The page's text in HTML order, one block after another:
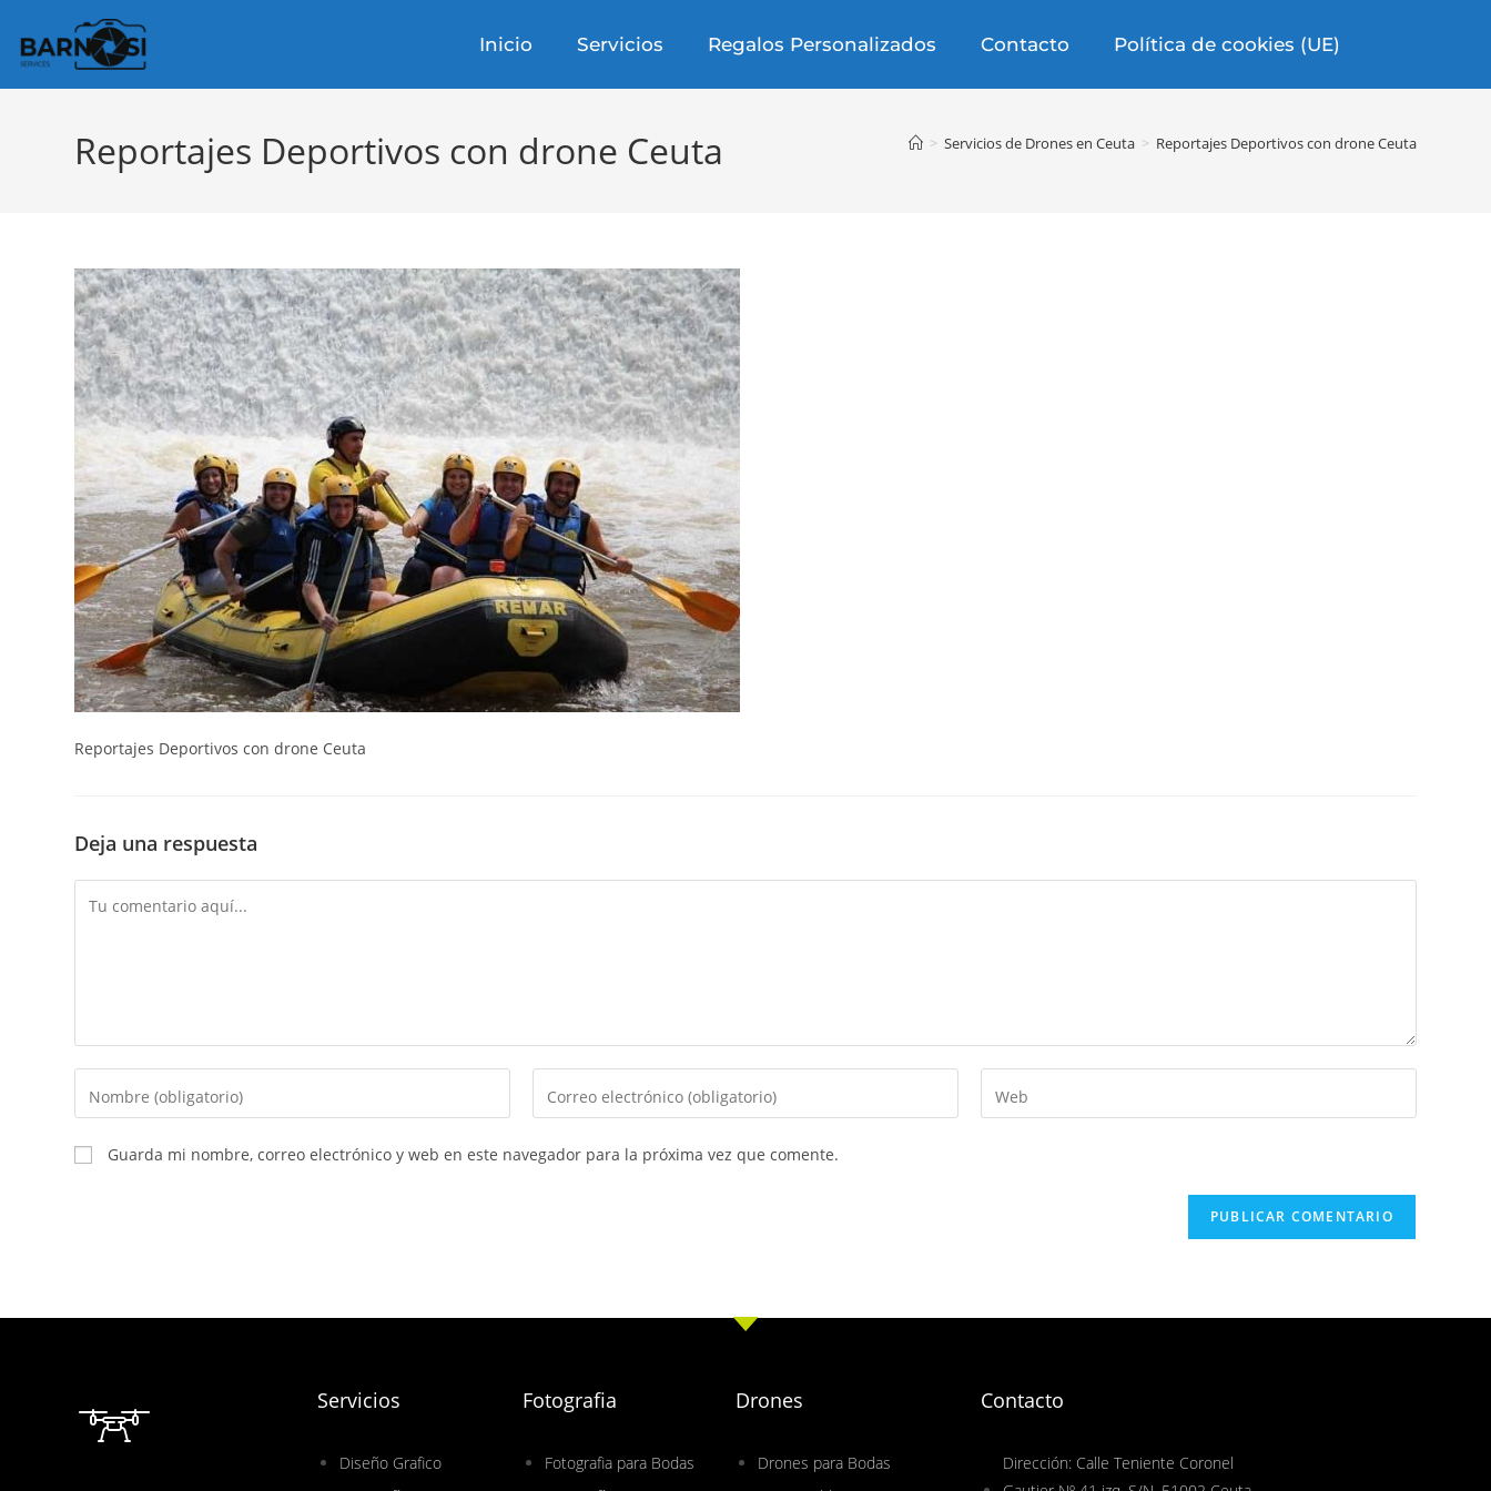
Inicio Servicios Regalos Personalizados Contacto Política de cookies (UE)
Reportajes Deportivos con drone Ceuta > Servicios de Drones en Ceuta > Reportajes Deportivos con drone Ceuta
Reportajes Deportivos con drone Ceuta
Deja una respuesta
Guarda mi nombre, correo electrónico y web en este navegador para la próxima vez que comente.
Servicios
Diseño Grafico
Fotografia
Fotografia para Bodas
Drones
Drones para Bodas
Contacto
Dirección: Calle Teniente Coronel